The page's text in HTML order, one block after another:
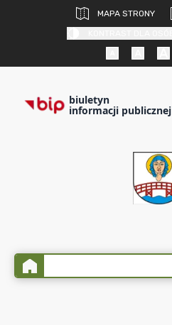
MAPA STRONY
biuletyn
informacji publicznej